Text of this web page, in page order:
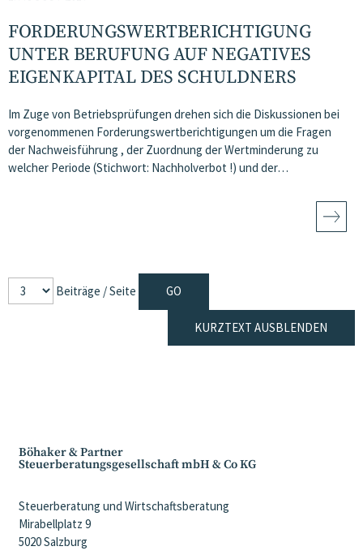
FORDERUNGSWERTBERICHTIGUNG
UNTER BERUFUNG AUF NEGATIVES
EIGENKAPITAL DES SCHULDNERS
Im Zuge von Betriebsprüfungen drehen sich die Diskussionen bei
vorgenommenen Forderungswertberichtigungen um die Fragen
der Nachweisführung , der Zuordnung der Wertminderung zu
welcher Periode (Stichwort: Nachholverbot !) und der…
Beiträge / Seite
KURZTEXT AUSBLENDEN
Böhaker & Partner
Steuerberatungsgesellschaft mbH & Co KG
Steuerberatung und Wirtschaftsberatung
Mirabellplatz 9
5020 Salzburg